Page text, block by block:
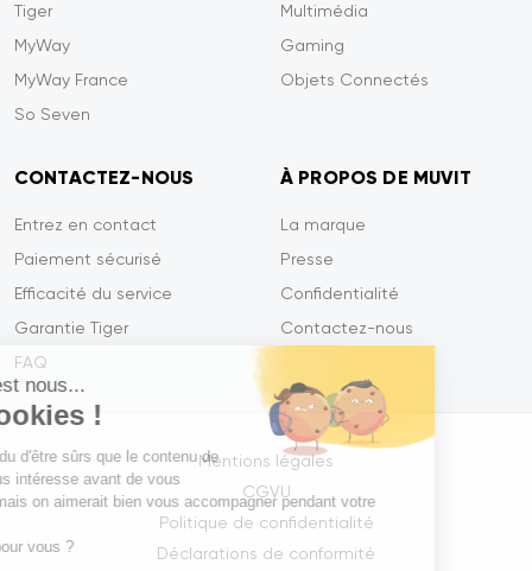
Salut c'est nous...
les Cookies !
On a attendu d'être sûrs que le contenu de
ce site vous intéresse avant de vous
déranger, mais on aimerait bien vous accompagner pendant votre
C'est OK pour vous ?
Tiger
MyWay
MyWay France
So Seven
Multimédia
Gaming
Objets Connectés
CONTACTEZ-NOUS
Entrez en contact
Paiement sécurisé
Efficacité du service
Garantie Tiger
FAQ
À PROPOS DE MUVIT
La marque
Presse
Confidentialité
Contactez-nous
Mentions légales
CGVU
Politique de confidentialité
Déclarations de conformité